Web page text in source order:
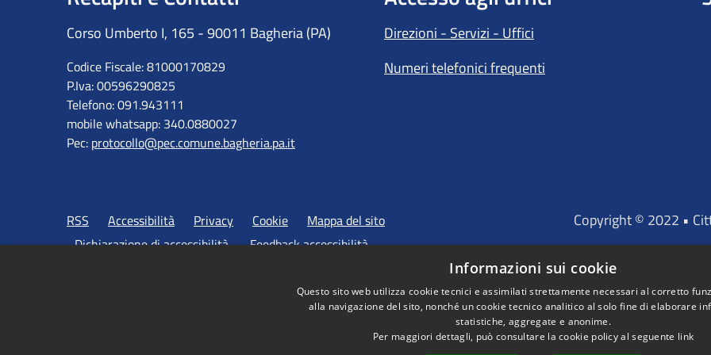
Corso Umberto I, 165 - 90011 Bagheria (PA)
Codice Fiscale: 81000170829
P.Iva: 00596290825
Telefono: 091.943111
mobile whatsapp: 340.0880027
Pec: protocollo@pec.comune.bagheria.pa.it
Direzioni - Servizi - Uffici
Numeri telefonici frequenti
RSS Accessibilità Privacy Cookie
Mappa del sito
Dichiarazione di accessibilità
Feedback accessibilità
Copyright © 2022 •
"Portale
D'INVESTIMENTO
Informazioni sui cookie
Questo sito web utilizza cookie tecnici e assimilati strettamente necessari al corretto
alla navigazione del sito, nonché un cookie tecnico analitico al solo fine di elaborare
statistiche, aggregate e anonime.
Per maggiori dettagli, può consultare la cookie policy al seguente link